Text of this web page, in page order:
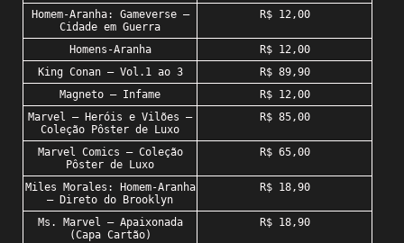
Homem-Aranha: Gameverse –
Cidade em Guerra
R$ 12,00
Homens-Aranha
R$ 12,00
King Conan – Vol.1 ao 3
R$ 89,90
Magneto – Infame
R$ 12,00
Marvel – Heróis e Vilões –
Coleção Pôster de Luxo
R$ 85,00
Marvel Comics – Coleção
Pôster de Luxo
R$ 65,00
Miles Morales: Homem-Aranha
– Direto do Brooklyn
R$ 18,90
Ms. Marvel – Apaixonada
(Capa Cartão)
R$ 18,90